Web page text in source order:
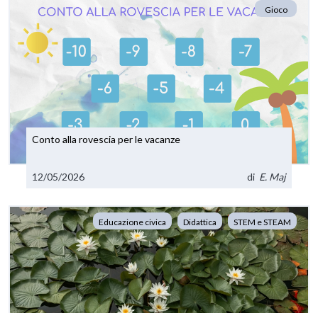
Gioco
Conto alla rovescia per le vacanze
12/05/2026 di E. Maj
Educazione civica Didattica STEM e STEAM